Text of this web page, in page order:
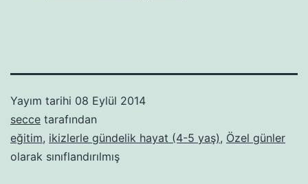
Yayım tarihi 08 Eylül 2014
secce tarafından
eğitim, ikizlerle gündelik hayat (4-5 yaş), Özel günler
olarak sınıflandırılmış